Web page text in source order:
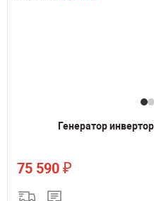
Генератор
75 590 ₽